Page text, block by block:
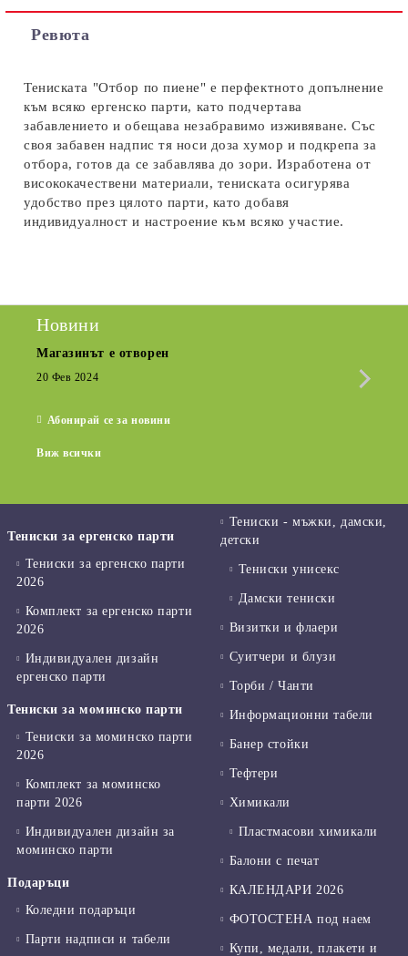
Ревюта
Тениската "Отбор по пиене" е перфектното допълнение
към всяко ергенско парти, като подчертава
забавлението и обещава незабравимо изживяване. Със
своя забавен надпис тя носи доза хумор и подкрепа за
отбора, готов да се забавлява до зори. Изработена от
висококачествени материали, тениската осигурява
удобство през цялото парти, като добавя
индивидуалност и настроение към всяко участие.
Новини
Магазинът е отворен
20 Фев 2024
Абонирай се за новини
Виж всички
Тениски за ергенско парти
Тениски за ергенско парти
2026
Комплект за ергенско парти
2026
Индивидуален дизайн
ергенско парти
Тениски за моминско парти
Тениски за моминско парти
2026
Комплект за моминско
парти 2026
Индивидуален дизайн за
моминско парти
Подаръци
Коледни подаръци
Парти надписи и табели
Тениски - мъжки, дамски,
детски
Тениски унисекс
Дамски тениски
Визитки и флаери
Суитчери и блузи
Торби / Чанти
Информационни табели
Банер стойки
Тефтери
Химикали
Пластмасови химикали
Балони с печат
КАЛЕНДАРИ 2026
ФОТОСТЕНА под наем
Купи, медали, плакети и